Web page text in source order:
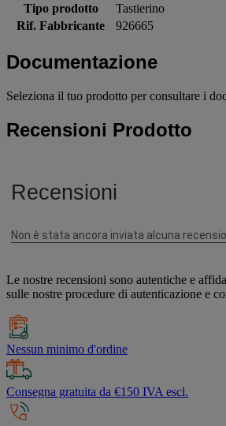
Tipo prodotto
Tastierino
Rif. Fabbricante
926665
Documentazione
Seleziona il tuo prodotto per consultare i
Recensioni Prodotto
Le nostre recensioni sono autentiche e
sulle nostre procedure di autenticazione e
Nessun minimo d'ordine
Consegna gratuita da €150 IVA escl.